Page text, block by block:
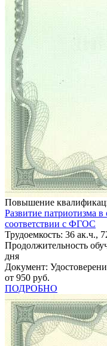
Повышение
Развитие патриотизма в
соответствии с ФГОС
Трудоемкость: 36 ак.ч.,
Продолжительность
дня
Документ:
от 950 руб.
ПОДРОБНО